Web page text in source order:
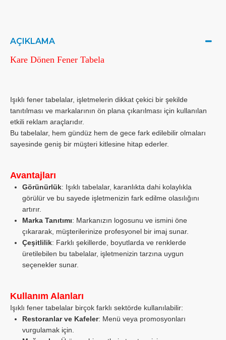
AÇIKLAMA
Kare Dönen Fener Tabela
Işıklı fener tabelalar, işletmelerin dikkat çekici bir şekilde
tanıtılması ve markalarının ön plana çıkarılması için kullanılan
etkili reklam araçlarıdır.
Bu tabelalar, hem gündüz hem de gece fark edilebilir olmaları
sayesinde geniş bir müşteri kitlesine hitap ederler.
Avantajları
Görünürlük: Işıklı tabelalar, karanlıkta dahi kolaylıkla
görülür ve bu sayede işletmenizin fark edilme olasılığını
artırır.
Marka Tanıtımı: Markanızın logosunu ve ismini öne
çıkararak, müşterilerinize profesyonel bir imaj sunar.
Çeşitlilik: Farklı şekillerde, boyutlarda ve renklerde
üretilebilen bu tabelalar, işletmenizin tarzına uygun
seçenekler sunar.
Kullanım Alanları
Işıklı fener tabelalar birçok farklı sektörde kullanılabilir:
Restoranlar ve Kafeler: Menü veya promosyonları
vurgulamak için.